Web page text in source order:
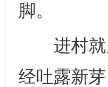
脚。
进村就
经吐露新